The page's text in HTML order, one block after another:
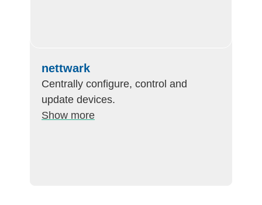
nettwark
Centrally configure, control and
update devices.
Show more